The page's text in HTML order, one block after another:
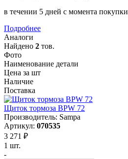
в течении 5 дней с момента покупки
Подробнее
Аналоги
Найдено 2 тов.
Фото
Наименование детали
Цена за шт
Наличие
Поставка
Щиток тормоза BPW 72
Производитель: Sampa
Артикул: 070535
3 271 ₽
1 шт.
-